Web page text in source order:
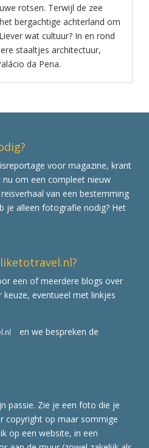
rotsen. Terwijl de zee
bergachtige achterland om
wat cultuur? In en rond
staaltjes architectuur,
da Pena.
voor magazine, krant
om een compleet nieuw
van een bestemming
je alleen fotografie nodig? Het
een of meerdere blogs over
eventueel met linkjes
en we bespreken de
passie. Zie je een foto die je
copyright op maar sommige
op een website, in een